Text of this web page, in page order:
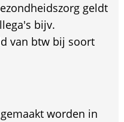
geldt
bijv.
van btw bij soort
worden in